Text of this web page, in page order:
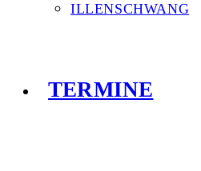
ILLENSCHWANG
TERMINE